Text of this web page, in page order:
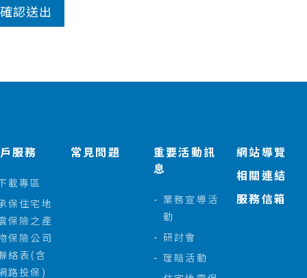
服務
載專區
保住宅地
保險之產
保險公司
絡表(含
路投保)
常見問題
重要活動訊
息
業務宣導活
動
研討會
理賠活動
網站導覽
相關連結
服務信箱